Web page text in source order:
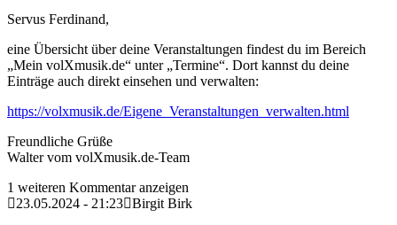
Servus Ferdinand,
eine Übersicht über deine Veranstaltungen findest du im Bereich
„Mein volXmusik.de“ unter „Termine“. Dort kannst du deine
Einträge auch direkt einsehen und verwalten:
https://volxmusik.de/Eigene_Veranstaltungen_verwalten.html
Freundliche Grüße
Walter vom volXmusik.de-Team
1 weiteren Kommentar anzeigen
23.05.2024 - 21:23 Birgit Birk